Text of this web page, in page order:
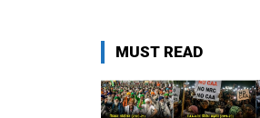
MUST READ